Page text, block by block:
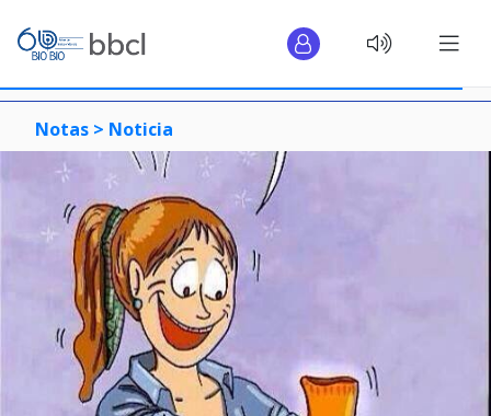
Notas > Noticia